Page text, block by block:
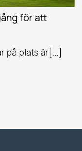
för att
på plats är[...]